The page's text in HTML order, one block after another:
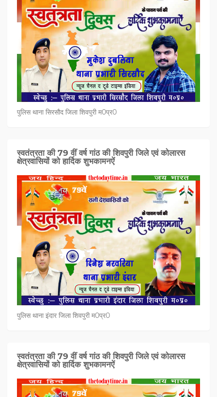
पुलिस थाना सिरसौद जिला शिवपुरी म0प्र0
स्वतंत्रता की 79 वीं वर्ष गांठ की शिवपुरी जिले एवं कोलारस
क्षेत्रवासियों को हार्दिक शुभकामनऐं
पुलिस थाना इंदार जिला शिवपुरी म0प्र0
स्वतंत्रता की 79 वीं वर्ष गांठ की शिवपुरी जिले एवं कोलारस
क्षेत्रवासियों को हार्दिक शुभकामनऐं